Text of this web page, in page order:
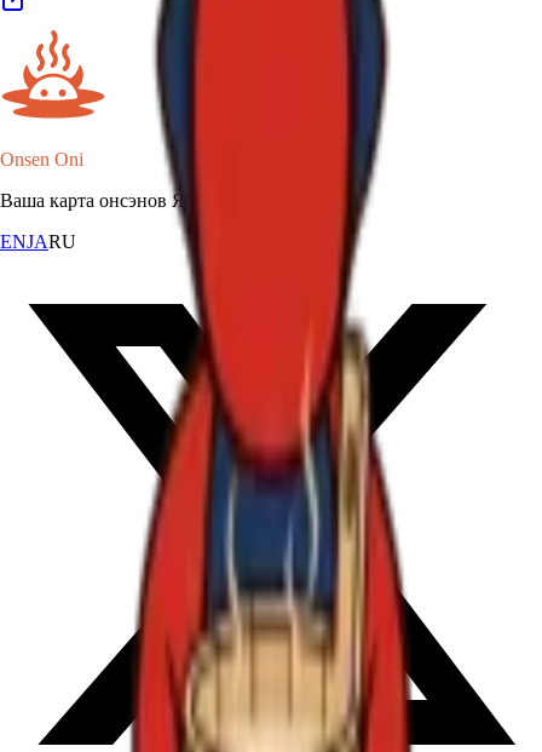
Onsen Oni
Ваша карта онсэнов Японии.
ENJARU